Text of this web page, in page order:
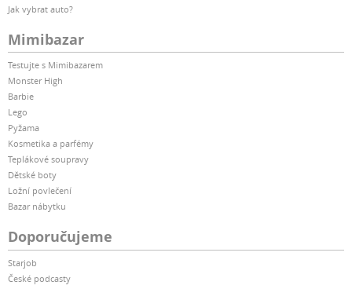
Jak vybrat auto?
Mimibazar
Testujte s Mimibazarem
Monster High
Barbie
Lego
Pyžama
Kosmetika a parfémy
Teplákové soupravy
Dětské boty
Ložní povlečení
Bazar nábytku
Doporučujeme
Starjob
České podcasty